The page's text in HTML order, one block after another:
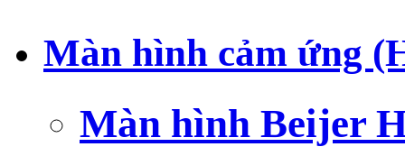
Màn hình cảm ứng
Màn hình Beijer